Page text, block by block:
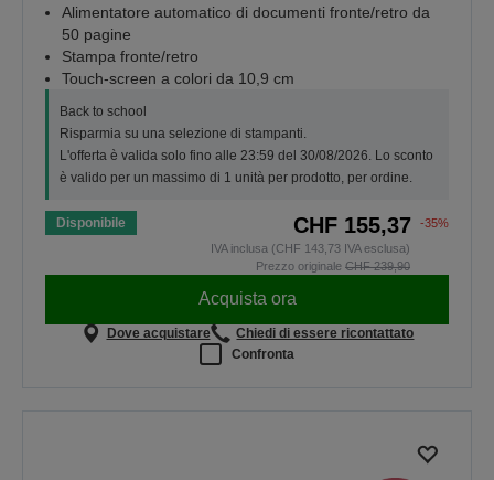
Alimentatore automatico di documenti fronte/retro da
50 pagine
Stampa fronte/retro
Touch-screen a colori da 10,9 cm
Back to school
Risparmia su una selezione di stampanti.
L'offerta è valida solo fino alle 23:59 del 30/08/2026. Lo sconto
è valido per un massimo di 1 unità per prodotto, per ordine.
Disponibile CHF 155,37
-35%
IVA inclusa (CHF 143,73 IVA esclusa)
Prezzo originale CHF 239,90
Acquista ora
Dove acquistare
Chiedi di essere ricontattato
Confronta